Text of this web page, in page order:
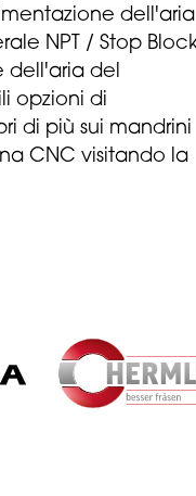
dell'aria
NPT / Stop
dell'aria del
opzioni di
di più sui mandrini
CNC visitando la